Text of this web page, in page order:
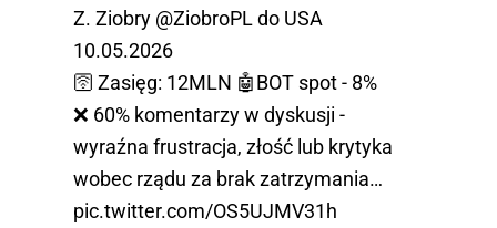
Z. Ziobry @ZiobroPLdo USA
10.05.2026
🛜 Zasięg: 12MLN 🤖BOT spot - 8%
❌ 60% komentarzy w dyskusji -
wyraźna frustracja, złość lub krytyka
wobec rządu za brak zatrzymania…
pic.twitter.com/OS5UJMV31h